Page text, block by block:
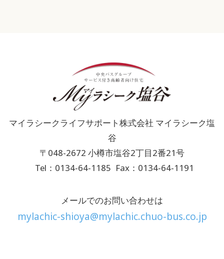
マイラシークライフサポート株式会社 マイラシーク塩
谷
〒048-2672 小樽市塩谷2丁目2番21号
Tel：0134-64-1185 Fax：0134-64-1191
メールでのお問い合わせは
mylachic-shioya@mylachic.chuo-bus.co.jp